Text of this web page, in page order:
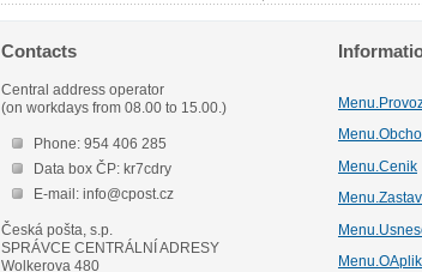
Contacts
Central address operator
(on workdays from 08.00 to 15.00.)
Phone: 954 406 285
Data box ČP: kr7cdry
E-mail: info@cpost.cz
Česká pošta, s.p.
SPRÁVCE CENTRÁLNÍ ADRESY
Wolkerova 480
Menu.Cenik